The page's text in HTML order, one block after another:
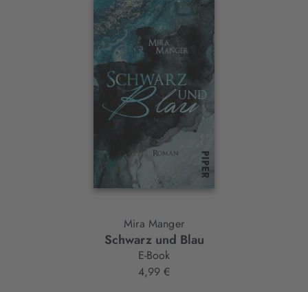
Interaktives
Mira Manger
Schwarz und Blau
E-Book
4,99 €